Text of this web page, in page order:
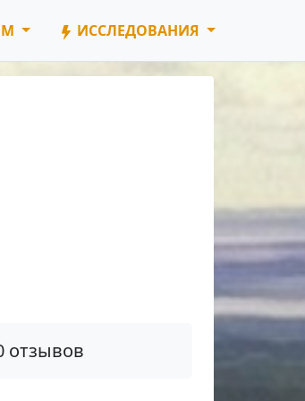
ИССЛЕДОВАНИЯ
отзывов